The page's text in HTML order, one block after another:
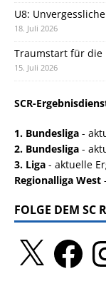
U8:
18. Juli 2026
Traumstart für die
15. Juli 2026
SCR-
1. Bundesliga -
2. Bundesliga -
3. Liga - aktuelle
Regionalliga West
FOLGE DEM SC